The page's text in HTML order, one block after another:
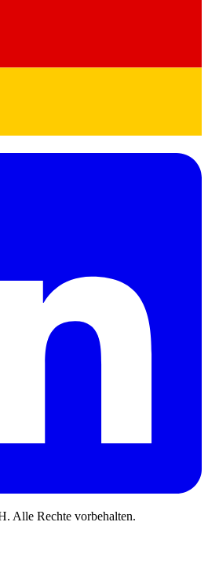
Alle Rechte vorbehalten.